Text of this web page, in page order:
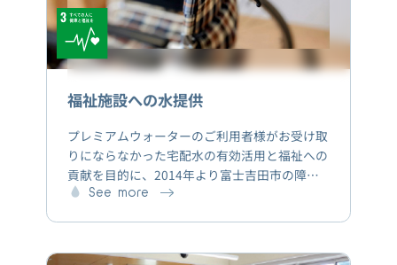
福祉施設への水提供
プレミアムウォーターのご利用者様がお受け取
りにならなかった宅配水の有効活用と福祉への
貢献を目的に、2014年より富士吉田市の障が
い者福祉施設に天然水とウォーターサーバーを
See more